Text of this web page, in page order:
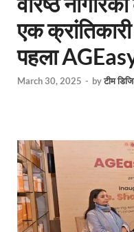
एक
पहला
March 30, 2025 - byटीम